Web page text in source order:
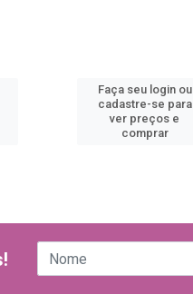
Faça seu login ou
cadastre-se para
ver preços e
comprar